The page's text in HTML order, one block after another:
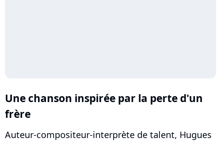
Une chanson inspirée par la perte d'un
frère
Auteur-compositeur-interprète de talent, Hugues